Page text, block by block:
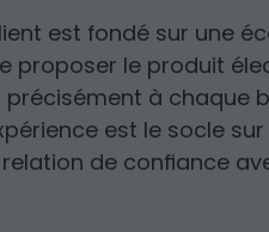
est fondé sur une
proposer le produit
à chaque
est le socle
de confiance